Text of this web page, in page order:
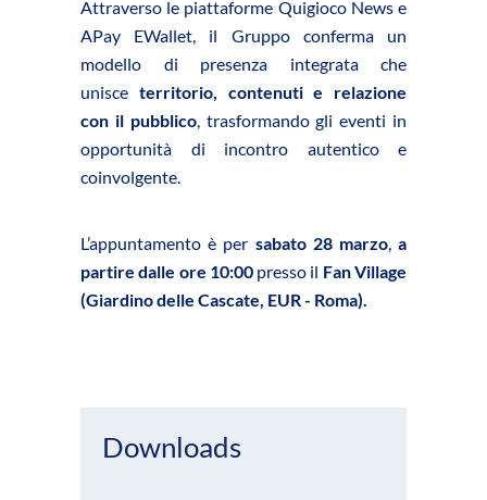
Attraverso le piattaforme Quigioco News e
APay EWallet, il Gruppo conferma un
modello di presenza integrata che
unisce territorio, contenuti e relazione
con il pubblico, trasformando gli eventi in
opportunità di incontro autentico e
coinvolgente.
L’appuntamento è per sabato 28 marzo,a
partire dalle ore 10:00presso il Fan Village
(Giardino delle Cascate, EUR - Roma).
Downloads